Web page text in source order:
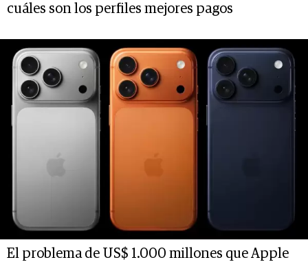
cuáles son los perfiles mejores pagos
El problema de US$ 1.000 millones que Apple